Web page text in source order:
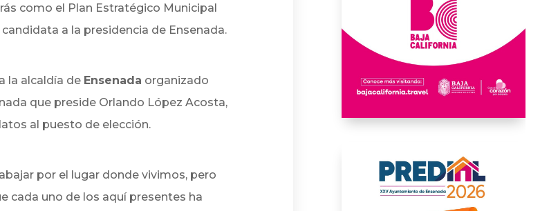
como el Plan Estratégico Municipal
candidata a la presidencia de Ensenada.
la alcaldía de Ensenada organizado
que preside Orlando López Acosta,
al puesto de elección.
por el lugar donde vivimos, pero
cada uno de los aquí presentes ha